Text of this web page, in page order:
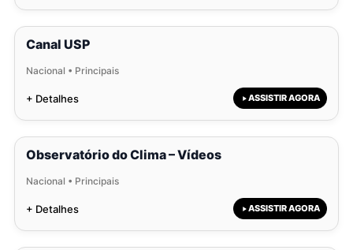
Canal USP
Nacional • Principais
+ Detalhes ASSISTIR AGORA
Observatório do Clima – Vídeos
Nacional • Principais
+ Detalhes ASSISTIR AGORA